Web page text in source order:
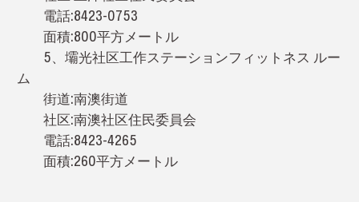
電話:8423-0753
面積:800平方メートル
5、壩光社区工作ステーションフィットネス ルー
ム
街道:南澳街道
社区:南澳社区住民委員会
電話:8423-4265
面積:260平方メートル